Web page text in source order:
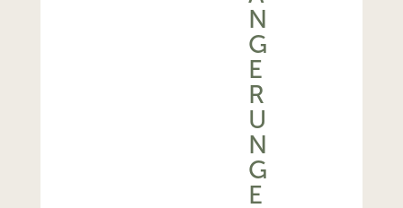
N
G
E
R
U
N
G
E